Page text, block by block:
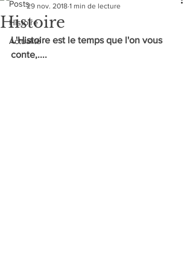
Posts
Histoire
Actualité
Histoire
29 nov. 2018 1 min de lecture
L'Histoire est le temps que l'on vous
conte,....